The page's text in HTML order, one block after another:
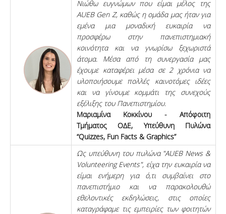
Νιώθω ευγνώμων που είμαι μέλος της
AUEB Gen Z, καθώς η ομάδα μας ήταν για
εμένα μια μοναδική ευκαιρία να
προσφέρω στην πανεπιστημιακή
κοινότητα και να γνωρίσω ξεχωριστά
άτομα. Μέσα από τη συνεργασία μας
έχουμε καταφέρει μέσα σε 2 χρόνια να
υλοποιήσουμε πολλές καινοτόμες ιδέες
και να γίνουμε κομμάτι της συνεχούς
εξέλιξης του Πανεπιστημίου.
Μαριαμίνα Κοκκίνου - Απόφοιτη
Τμήματος ΟΔΕ, Υπεύθυνη Πυλώνα
“Quizzes, Fun Facts & Graphics”
Ως υπεύθυνη του πυλώνα "AUEB News &
Volunteering Events", είχα την ευκαιρία να
είμαι ενήμερη για ό,τι συμβαίνει στο
πανεπιστήμιο και να
παρακολουθώ
εθελοντικές εκδηλώσεις, στις οποίες
καταγράφαμε τις εμπειρίες των φοιτητών